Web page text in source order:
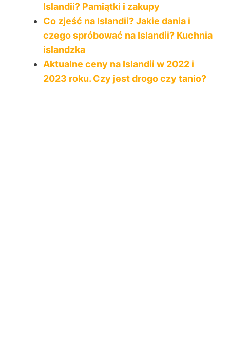
Islandii? Pamiątki i zakupy
Co zjeść na Islandii? Jakie dania i
czego spróbować na Islandii? Kuchnia
islandzka
Aktualne ceny na Islandii w 2022 i
2023 roku. Czy jest drogo czy tanio?